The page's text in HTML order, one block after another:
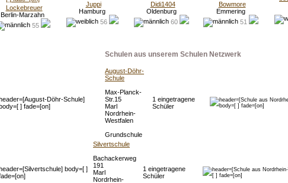
Lockebreuer
Berlin-Marzahn
55
Juppi
Hamburg
56
Didi1404
Oldenburg
60
Bowmore
Emmering
51
Schulen aus unserem Schulen Netzwerk
August-Döhr-
Schule
Max-Planck-
Str.15
Marl
Nordrhein-
Westfalen
Grundschule
1 eingetragene
Schüler
Silvertschule
Bachackerweg
191
Marl
Nordrhein-
1 eingetragene
Schüler